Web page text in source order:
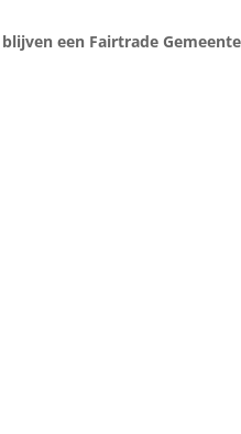
een Fairtrade